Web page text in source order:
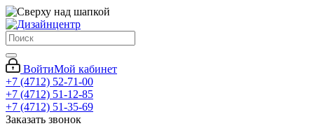
ВойтиМой кабинет
+7 (4712) 52-71-00
+7 (4712) 51-12-85
+7 (4712) 51-35-69
Заказать звонок